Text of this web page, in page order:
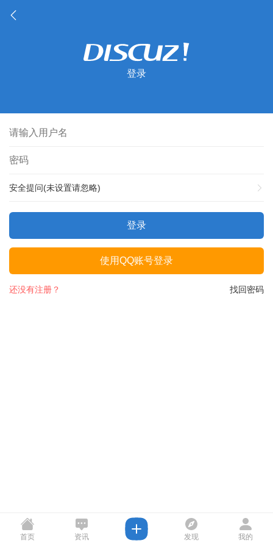
登录
安全提问(未设置请忽略)
登录
使用QQ账号登录
找回密码
还没有注册？
首页 资讯 发现 我的